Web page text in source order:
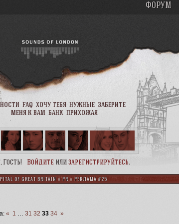
faq хочу тебя нужные заберите
меня к вам банк прихожая
ФОРУМ
Гость! Войдите или зарегистрируйтесь.
OF GREAT BRITAIN »PR » РЕКЛАМА #25
« 1 31 32 33 34 »